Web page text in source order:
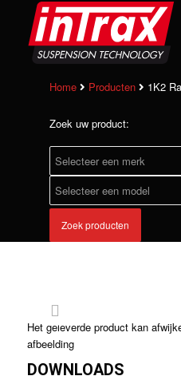
Home Producten 1K2
Zoek uw product:
Zoek producten
Het geleverde product kan
afbeelding
DOWNLOADS